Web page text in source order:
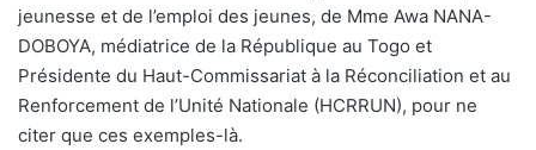
jeunesse et de l’emploi des jeunes, de Mme Awa NANA-
DOBOYA, médiatrice de la République au Togo et
Présidente du Haut-Commissariat à la Réconciliation et au
Renforcement de l’Unité Nationale (HCRRUN), pour ne
citer que ces exemples-là.